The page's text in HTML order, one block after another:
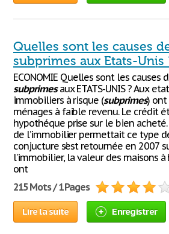
Quelles sont les causes
subprimes aux Etats-Unis
ECONOMIE Quelles sont les causes
subprimesaux ETATS-UNIS ? Aux
immobiliers à risque (subprimes) ont
ménages à faible revenu. Le crédit
hypothéque prise sur le bien acheté.
de l’immobilier permettait ce type
conjucture s’est retournée en 2007
l’immobilier, la valeur des maisons
ont
215 Mots / 1 Pages
Lire la suite Enregistrer